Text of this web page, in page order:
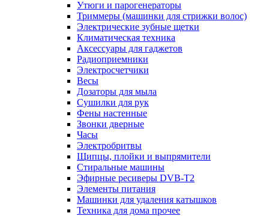
Утюги и парогенераторы
Триммеры (машинки для стрижки волос)
Электрические зубные щетки
Климатическая техника
Аксессуары для гаджетов
Радиоприемники
Электросчетчики
Весы
Дозаторы для мыла
Сушилки для рук
Фены настенные
Звонки дверные
Часы
Электробритвы
Щипцы, плойки и выпрямители
Стиральные машины
Эфирные ресиверы DVB-T2
Элементы питания
Машинки для удаления катышков
Техника для дома прочее